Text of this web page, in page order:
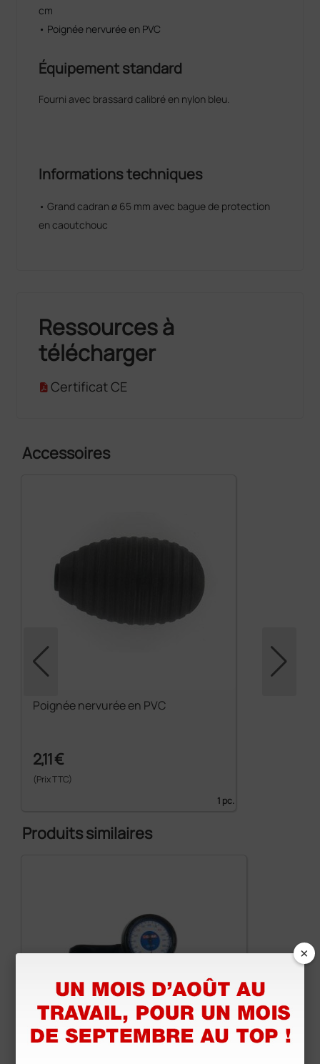
cm
• Poignée nervurée en PVC
Équipement standard
Fourni avec brassard calibré en nylon bleu.
Informations techniques
• Grand cadran ø 65 mm avec bague de protection
en caoutchouc
Ressources à
télécharger
Certificat CE
Accessoires
Poignée nervurée en PVC
2,11 €
(Prix TTC)
1 pc.
Produits similaires
×